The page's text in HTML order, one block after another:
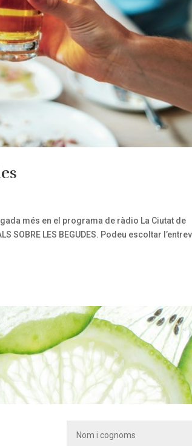
més en el programa de ràdio La Ciutat de
SOBRE LES BEGUDES. Podeu escoltar